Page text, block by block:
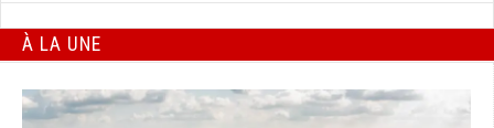
À LA UNE